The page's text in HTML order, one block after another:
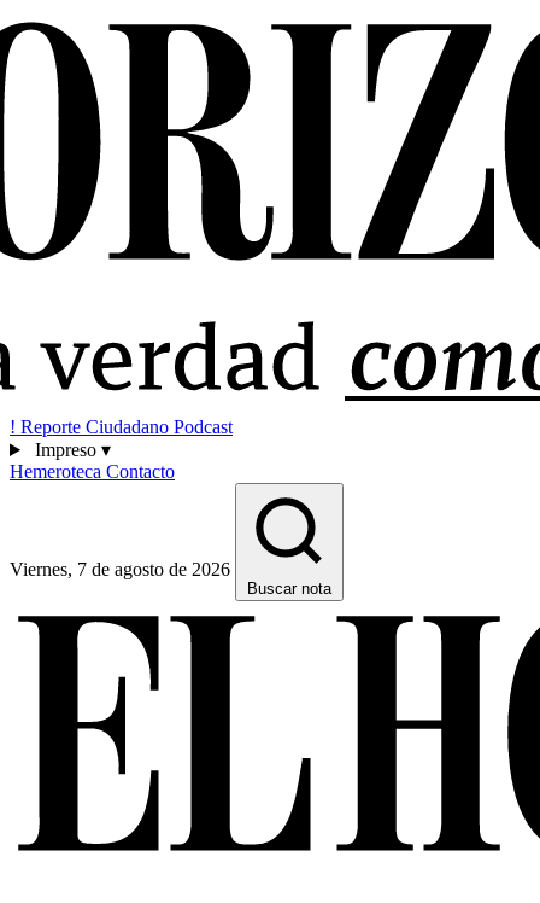
! Reporte Ciudadano Podcast
Impreso ▾
Hemeroteca Contacto
Viernes, 7 de agosto de 2026
Buscar nota